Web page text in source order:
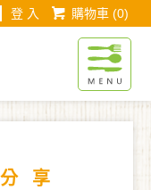
登 入 購物車(0)
美食
享